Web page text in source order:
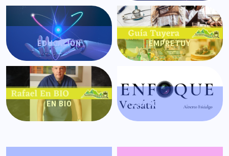
EDUCACIÓN EMPRETUY
EN BIO ENFOQUE VERSÁTIL